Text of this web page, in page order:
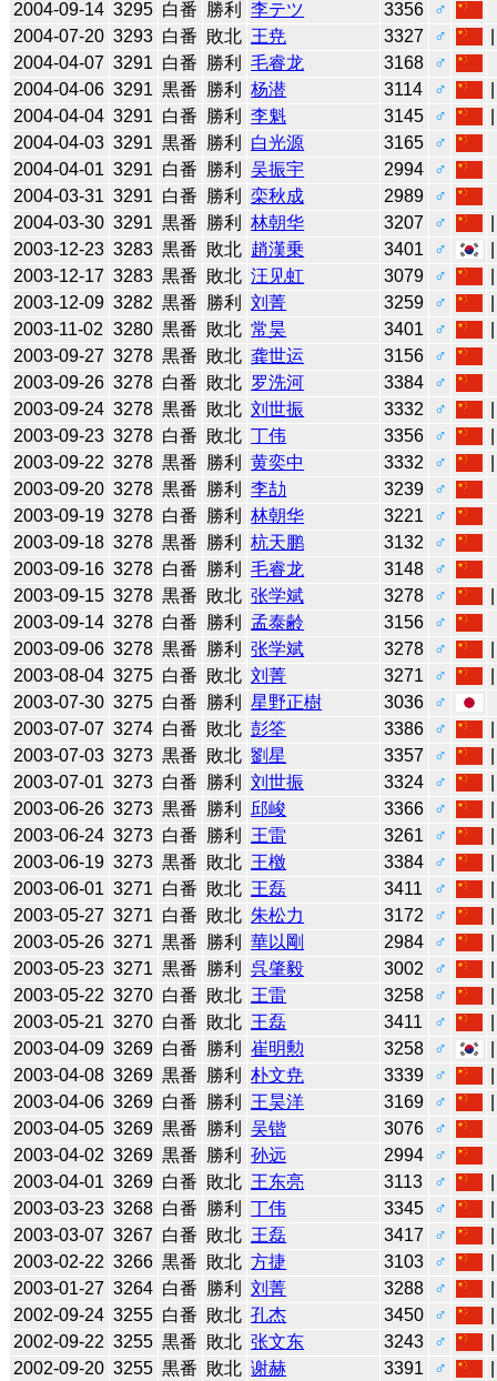
2004-09-14 3295 白番 勝利 李テツ 3356
♂
2004-07-20 3293 白番 敗北 王尭 3327 ♂
2004-04-07 3291 白番 勝利 毛睿龙 3168
♂
2004-04-06 3291 黒番 勝利 杨潜 3114 ♂
2004-04-04 3291 白番 勝利 李魁 3145 ♂
2004-04-03 3291 黒番 勝利 白光源 3165
♂
2004-04-01 3291 白番 勝利 吴振宇 2994
♂
2004-03-31 3291 白番 勝利 栾秋成 2989
♂
2004-03-30 3291 黒番 勝利 林朝华 3207 ♂
2003-12-23 3283 黒番 敗北 趙漢乗 3401 ♂
2003-12-17 3283 黒番 敗北 汪见虹 3079 ♂
2003-12-09 3282 黒番 勝利 刘菁 3259 ♂
2003-11-02 3280 黒番 敗北 常昊 3401 ♂
2003-09-27 3278 黒番 敗北 龚世运 3156
♂
2003-09-26 3278 白番 敗北 罗洗河 3384
♂
2003-09-24 3278 黒番 敗北 刘世振 3332 ♂
2003-09-23 3278 白番 敗北 丁伟 3356 ♂
2003-09-22 3278 黒番 勝利 黄奕中 3332 ♂
2003-09-20 3278 黒番 勝利 李劼 3239
♂
2003-09-19 3278 白番 勝利 林朝华 3221
♂
2003-09-18 3278 黒番 勝利 杭天鹏 3132
♂
2003-09-16 3278 白番 勝利 毛睿龙 3148
♂
2003-09-15 3278 黒番 敗北 张学斌 3278 ♂
2003-09-14 3278 白番 勝利 孟泰齢 3156
♂
2003-09-06 3278 黒番 勝利 张学斌 3278 ♂
2003-08-04 3275 白番 敗北 刘菁 3271 ♂
2003-07-30 3275 白番 勝利 星野正樹 3036
♂
2003-07-07 3274 白番 敗北 彭筌 3386 ♂
2003-07-03 3273 黒番 敗北 劉星 3357 ♂
2003-07-01 3273 白番 勝利 刘世振 3324 ♂
2003-06-26 3273 黒番 勝利 邱峻 3366 ♂
2003-06-24 3273 白番 勝利 王雷 3261 ♂
2003-06-19 3273 黒番 敗北 王檄 3384 ♂
2003-06-01 3271 白番 敗北 王磊 3411 ♂
2003-05-27 3271 白番 敗北 朱松力 3172 ♂
2003-05-26 3271 黒番 勝利 華以剛 2984 ♂
2003-05-23 3271 黒番 勝利 呉肇毅 3002 ♂
2003-05-22 3270 白番 敗北 王雷 3258 ♂
2003-05-21 3270 白番 敗北 王磊 3411 ♂
2003-04-09 3269 白番 勝利 崔明勲 3258 ♂
2003-04-08 3269 黒番 勝利 朴文尭 3339 ♂
2003-04-06 3269 白番 勝利 王昊洋 3169 ♂
2003-04-05 3269 黒番 勝利 吴锴 3076
♂
2003-04-02 3269 黒番 勝利 孙远 2994
♂
2003-04-01 3269 白番 敗北 王东亮 3113 ♂
2003-03-23 3268 白番 勝利 丁伟 3345 ♂
2003-03-07 3267 白番 敗北 王磊 3417 ♂
2003-02-22 3266 黒番 敗北 方捷 3103 ♂
2003-01-27 3264 白番 勝利 刘菁 3288 ♂
2002-09-24 3255 白番 敗北 孔杰 3450 ♂
2002-09-22 3255 黒番 敗北 张文东 3243 ♂
2002-09-20 3255 黒番 敗北 谢赫 3391 ♂